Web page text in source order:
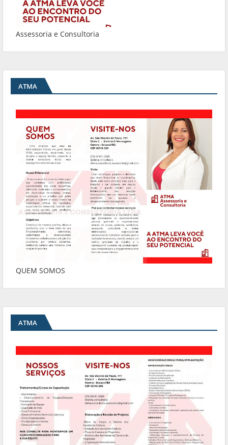
Assessoria e Consultoria
ATMA
QUEM SOMOS
ATMA